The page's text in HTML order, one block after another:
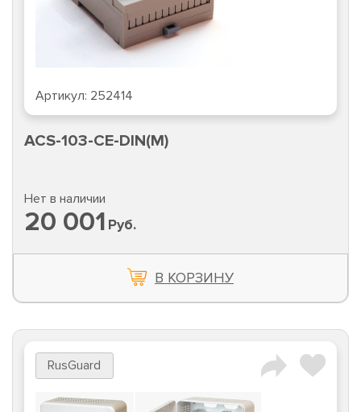
Артикул: 252414
ACS-103-CE-DIN(M)
Нет в наличии
20 001 Руб.
В КОРЗИНУ
RusGuard